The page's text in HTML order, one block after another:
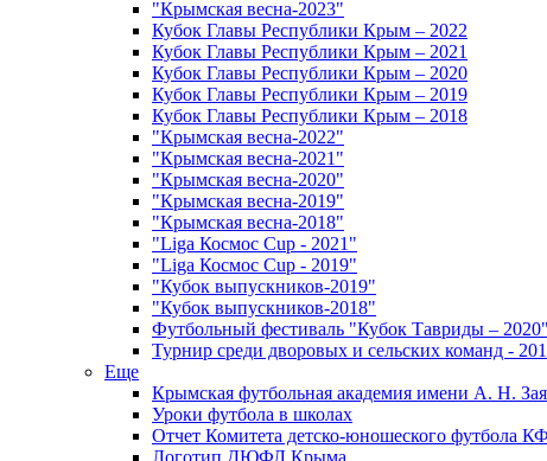
"Крымская весна-2023"
Кубок Главы Республики Крым – 2022
Кубок Главы Республики Крым – 2021
Кубок Главы Республики Крым – 2020
Кубок Главы Республики Крым – 2019
Кубок Главы Республики Крым – 2018
"Крымская весна-2022"
"Крымская весна-2021"
"Крымская весна-2020"
"Крымская весна-2019"
"Крымская весна-2018"
"Liga Космос Cup - 2021"
"Liga Космос Cup - 2019"
"Кубок выпускников-2019"
"Кубок выпускников-2018"
Футбольный фестиваль "Кубок Тавриды – 2020"
Турнир среди дворовых и сельских команд -
Еще
Крымская футбольная академия имени А. Н.
Уроки футбола в школах
Отчет Комитета детско-юношеского футбола
Логотип ДЮФЛ Крыма